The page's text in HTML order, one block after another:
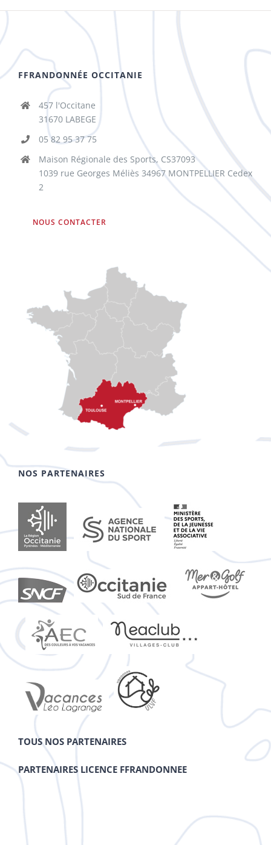
FFRANDONNÉE OCCITANIE
457 l'Occitane
31670 LABEGE
05 82 95 37 75
Maison Régionale des Sports, CS37093
1039 rue Georges Méliès 34967 MONTPELLIER Cedex
2
NOUS CONTACTER
NOS PARTENAIRES
TOUS NOS PARTENAIRES
PARTENAIRES LICENCE FFRANDONNEE